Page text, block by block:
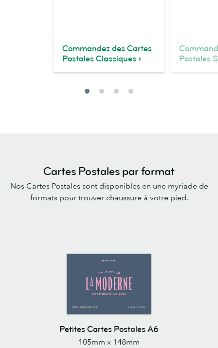
Commandez des Cartes
Postales Classiques
Postales
Cartes Postales par format
Nos Cartes Postales sont disponibles en une myriade de
formats pour trouver chaussure à votre pied.
Petites Cartes Postales A6
105mm x 148mm